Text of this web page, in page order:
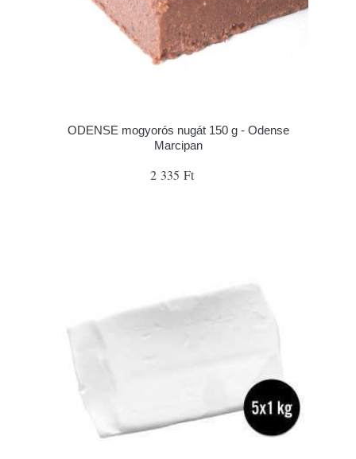
ODENSE mogyorós nugát 150 g - Odense
Marcipan
2 335 Ft